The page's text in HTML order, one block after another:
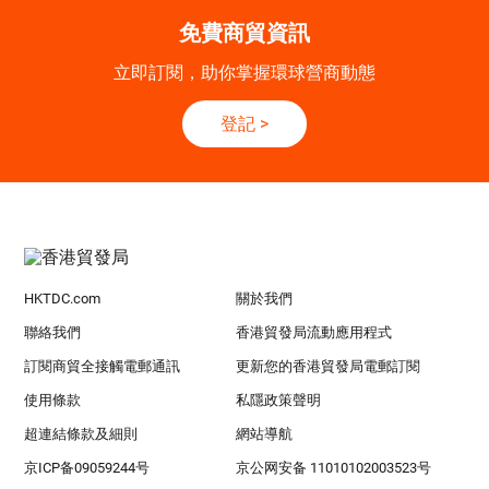
免費商貿資訊
立即訂閱，助你掌握環球營商動態
登記 >
HKTDC.com 關於我們
聯絡我們 香港貿發局流動應用程式
訂閱商貿全接觸電郵通訊 更新您的香港貿發局電郵訂閱
使用條款 私隱政策聲明
超連結條款及細則 網站導航
京ICP备09059244号 京公网安备 11010102003523号